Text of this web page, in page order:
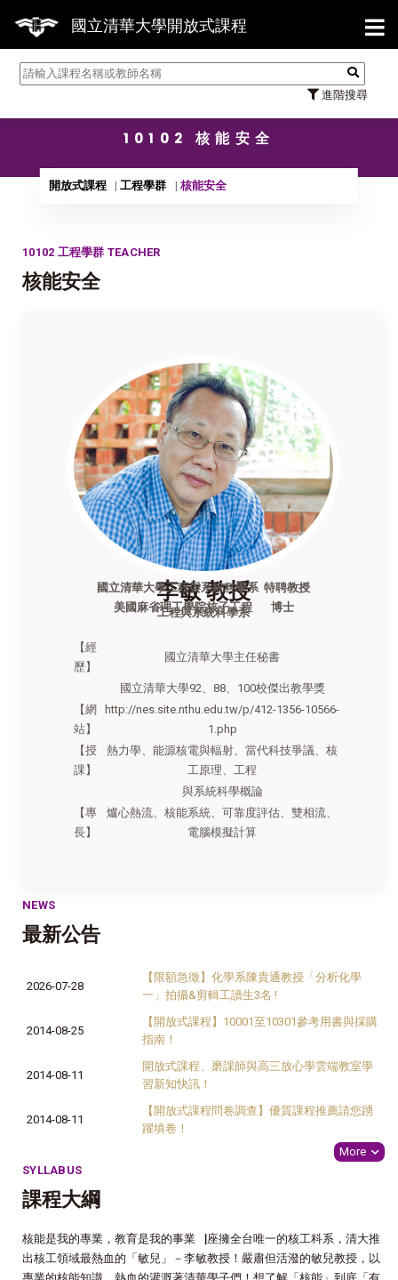
國立清華大學開放式課程
進階搜尋
【7/
10102 核能安全
開放式課程 工程學群 核能安全
10102 工程學群 TEACHER
核能安全
李敏 教授
工程與系統科學系
國立清華大學工程與系統科學系 特聘教授
美國麻省理工學院核子工程 博士
【經
歷】
國立清華大學主任秘書
國立清華大學92、88、100校傑出教學獎
【網
站】
http://nes.site.nthu.edu.tw/p/412-1356-10566-
1.php
【授
課】
熱力學、能源核電與輻射、當代科技爭議、核
工原理、工程
與系統科學概論
【專
長】
爐心熱流、核能系統、可靠度評估、雙相流、
電腦模擬計算
NEWS
最新公告
2026-07-28
【限額急徵】化學系陳貴通教授「分析化學
一」拍攝&剪輯工讀生3名 !
2014-08-25
【開放式課程】10001至10301參考用書與採購
指南！
2014-08-11
開放式課程、磨課師與高三放心學雲端教室學
習新知快訊！
2014-08-11
【開放式課程問卷調查】優質課程推薦請您踴
躍填卷！
More
SYLLABUS
課程大綱
核能是我的專業，教育是我的事業▕座擁全台唯一的核工科系，清大推
出核工領域最熱血的「敏兒」－李敏教授！嚴肅但活潑的敏兒教授，以
專業的核能知識，熱血的灌溉著清華學子們！想了解「核能」到底「有